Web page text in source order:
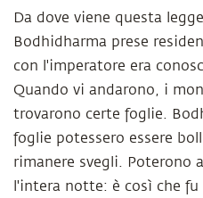
Da dove viene questa
Bodhidharma prese
con l'imperatore era
Quando vi andarono, i
trovarono certe foglie.
foglie potessero essere
rimanere svegli. Poterono
l'intera notte: è così che